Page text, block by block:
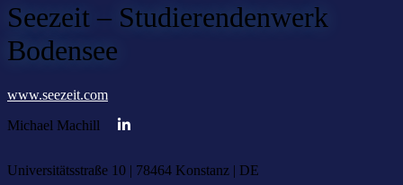
Seezeit – Studierendenwerk
Bodensee
www.seezeit.com
Michael Machill
Universitätsstraße 10 | 78464 Konstanz | DE